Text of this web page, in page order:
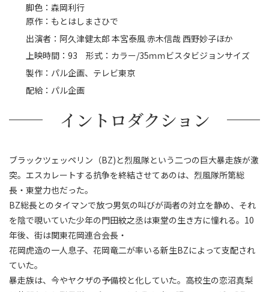
脚色：森岡利行
原作：もとはしまさひで
出演者：阿久津健太郎 本宮泰風 赤木信哉 西野妙子ほか
上映時間：93 形式：カラー/35ｍｍビスタビジョンサイズ
製作：パル企画、テレビ東京
配給：パル企画
イントロダクション
ブラックツェッペリン（BZ)と烈風隊という二つの巨大暴走族が激
突。エスカレートする抗争を終結させてあのは、烈風隊所第総
長・東堂力也だった。
BZ総長とのタイマンで放つ男気の叫びが両者の対立を静め、それ
を陰で覗いていた少年の門田紋之丞は東堂の生き方に憧れる。10
年後、街は関東花岡連合会長・
花岡虎造の一人息子、花岡竜二が率いる新生BZによって支配され
ていた。
暴走族は、今やヤクザの予備校と化していた。高校生の恋沼真梨